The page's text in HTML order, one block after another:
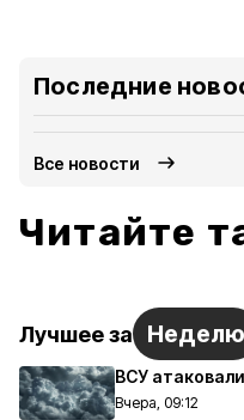
Последние
Все новости
Читайте
Лучшее за Неделю
ВСУ
Вчера, 09:12